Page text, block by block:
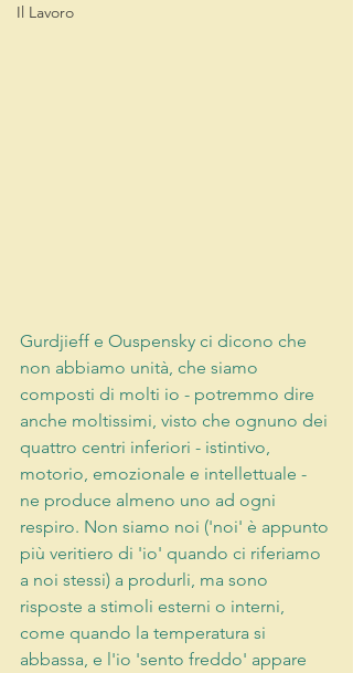
Il Lavoro
Gurdjieff e Ouspensky ci dicono che
non abbiamo unità, che siamo
composti di molti io - potremmo dire
anche moltissimi, visto che ognuno dei
quattro centri inferiori - istintivo,
motorio, emozionale e intellettuale -
ne produce almeno uno ad ogni
respiro. Non siamo noi ('noi' è appunto
più veritiero di 'io' quando ci riferiamo
a noi stessi) a produrli, ma sono
risposte a stimoli esterni o interni,
come quando la temperatura si
abbassa, e l'io 'sento freddo' appare